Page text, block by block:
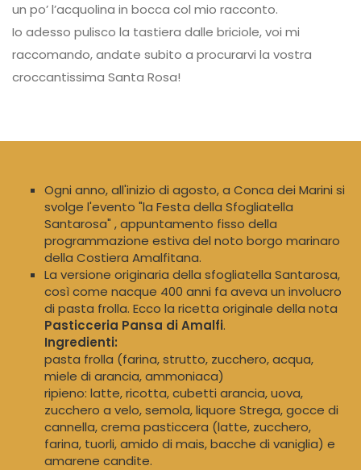
un po’ l’acquolina in bocca col mio racconto.
Io adesso pulisco la tastiera dalle briciole, voi mi
raccomando, andate subito a procurarvi la vostra
croccantissima Santa Rosa!
Ogni anno, all'inizio di agosto, a Conca dei Marini si
svolge l'evento "la Festa della Sfogliatella
Santarosa" , appuntamento fisso della
programmazione estiva del noto borgo marinaro
della Costiera Amalfitana.
La versione originaria della sfogliatella Santarosa,
così come nacque 400 anni fa aveva un involucro
di pasta frolla. Ecco la ricetta originale della nota
Pasticceria Pansa di Amalfi.
Ingredienti:
pasta frolla (farina, strutto, zucchero, acqua,
miele di arancia, ammoniaca)
ripieno: latte, ricotta, cubetti arancia, uova,
zucchero a velo, semola, liquore Strega, gocce di
cannella, crema pasticcera (latte, zucchero,
farina, tuorli, amido di mais, bacche di vaniglia) e
amarene candite.